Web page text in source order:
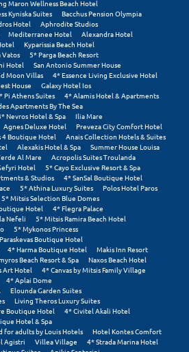
Maron Wellness Beach Hotel
Kyniska Suites
Bacchus Pension Olympia
Hotel
Aphrodite Studios
Mediterranee Hotel
Alexandra Hotel
Kyparissia Beach Hotel
Vatos
5* Parga Beach Resort
Hotel
San Antonio Summer House
Moon Villas
4* Essence Living Exclusive Hotel
House
Galaxy Hotel Ios
Pi Athens Suites
4* Alamis Hotel & Apartments
Apartments By The Sea
Nevros Hotel & Spa
Ilia Mare
Agnes Deluxe Hotel
Preveza City Comfort Hotel
4 Boutique Hotel
Anais Collection Hotels & Suites
Alexakis Hotel & Spa
Summer House Louisa
Al Mare
Acropolis Suites Troulanda
Hotel
5* Cayo Exclusive Resort & Spa
& Studios
4* SanSal Boutique Hotel
5* Athina Luxury Suites
Polos Hotel Paros
5* Mitsis Selection Blue Domes
Hotel
4* Flegra Palace
Nefeli
5* Mitsis Ramira Beach Hotel
5* Mykonos Princess
Paraskevas Boutique Hotel
4* Harma Boutique Hotel
Makis Inn Resort
Beach Resort & Spa
Naxos Beach Hotel
Art Hotel
4* Canvas by Mitsis Family Village
4* Aplai Dome
Elounda Garden Suites
Living Theros Luxury Suites
Boutique Hotel
4* Civitel Akali Hotel
Hotel & Spa
for adults by Louis Hotels
Hotel Kontes Comfort
Agistri Villea Village
4* Strada Marina Hotel